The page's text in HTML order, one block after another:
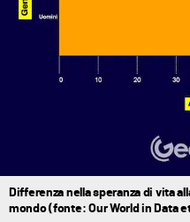
Differenza nella speranza di vita
mondo (fonte: Our World in Data